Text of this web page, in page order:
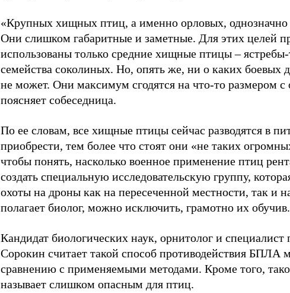
«Крупных хищных птиц, а именно орловых, однозначно
Они слишком габаритные и заметные. Для этих целей
использованы только средние хищные птицы –
семейства соколиных. Но, опять же, ни о каких боевых
не может. Они максимум сгодятся на что-то размером
поясняет собеседница.
По ее словам, все хищные птицы сейчас разводятся в
приобрести, тем более что стоят они «не таких
чтобы понять, насколько военное применение птиц
создать специальную исследовательскую группу,
охоты на дроны как на пересеченной местности, так и
полагает биолог, можно исключить, грамотно их обучив.
Кандидат биологических наук, орнитолог и
Сорокин считает такой способ противодействия БПЛА
сравнению с применяемыми методами. Кроме того,
называет слишком опасным для птиц.